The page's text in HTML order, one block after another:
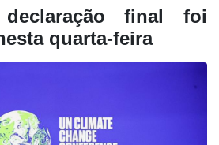
final foi
quarta-feira